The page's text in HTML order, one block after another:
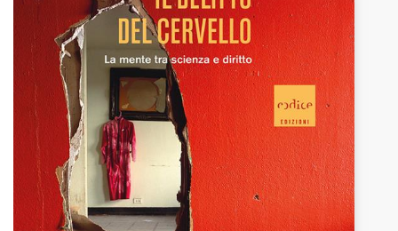
manipulation,
Stocksfield,
Acumen
Publishing,
2008,
pp.
78.